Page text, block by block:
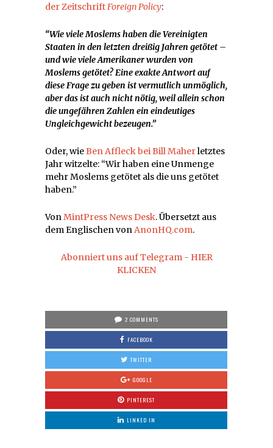
der ZeitschriftForeign Policy:
“Wie viele Moslems haben die Vereinigten
Staaten in den letzten dreißig Jahren getötet –
und wie viele Amerikaner wurden von
Moslems getötet? Eine exakte Antwort auf
diese Frage zu geben ist vermutlich unmöglich,
aber das ist auch nicht nötig, weil allein schon
die ungefähren Zahlen ein eindeutiges
Ungleichgewicht bezeugen.”
Oder, wieBen Affleck bei Bill Maherletztes
Jahr witzelte: “Wir haben eine Unmenge
mehr Moslems getötet als die uns getötet
haben.”
VonMintPress News Desk. Übersetzt aus
dem Englischen vonAnonHQ.com.
Abonniert uns auf Telegram - HIER
KLICKEN
2 COMMENTS
FACEBOOK
TWITTER
GOOGLE
PINTEREST
LINKED IN